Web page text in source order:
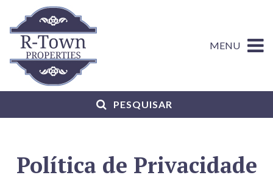
PESQUISAR
MENU
Política de Privacidade